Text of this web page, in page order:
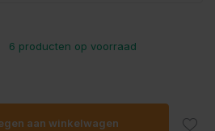
6 producten op voorraad
aan winkelwagen